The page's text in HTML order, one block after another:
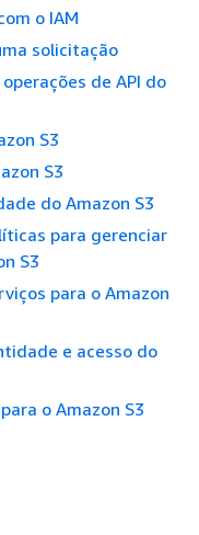
o IAM
solicitação
de API do
S3
S3
do Amazon S3
para gerenciar
S3
para o Amazon
e acesso do
o Amazon S3